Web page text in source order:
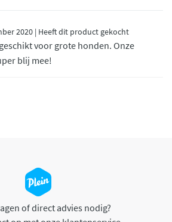
2020 | Heeft dit product gekocht
voor grote honden. Onze
blij mee!
of direct advies nodig?